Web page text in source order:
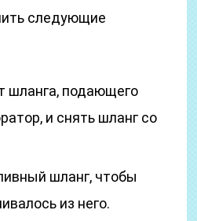
следующие
шланга, подающего
и снять шланг со
шланг, чтобы
из него.